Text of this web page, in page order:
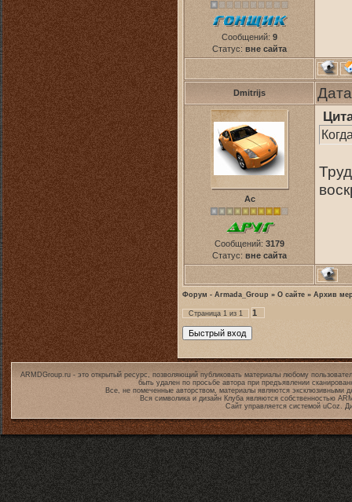
Сообщений: 9
Статус: вне сайта
Dmitrijs
Ас
Сообщений: 3179
Статус: вне сайта
Форум - Armada_Group » О сайте » Архив
Страница 1 из 1 1
ARMDGroup.ru - это открытый ресурс, позволяющий публиковать материалы любому
быть удален по просьбе автора при предъявлении
Все, не помеченные авторством, материалы являются эксклюзивными
Вся символика и дизайн Клуба являются собственностью
Сайт управляется системой uCoz.